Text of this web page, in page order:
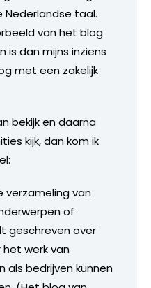
Nederlandse taal.
van het blog
is dan mijns inziens
met een zakelijk
bekijk en daarna
kijk, dan kom ik
verzameling van
of
geschreven over
het werk van
als bedrijven kunnen